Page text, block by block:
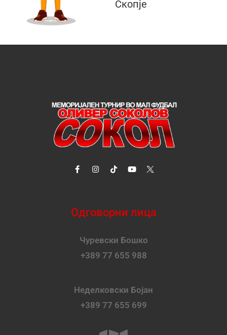
Скопје
Одговорни лица
Чуревски Бошко
+389 77 655 988
Неделковски Бојан
+389 77 655 699